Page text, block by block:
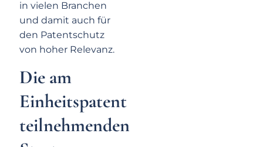
in vielen Branchen
und damit auch für
den Patentschutz
von hoher Relevanz.
Die am
Einheitspatent
teilnehmenden